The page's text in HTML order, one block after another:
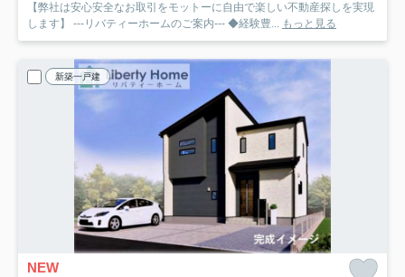
【弊社は安心安全なお取引をモットーに自由で楽しい不動産探しを実現
します】 ---リバティーホームのご案内--- ◆経験豊... もっと見る
新築一戸建
NEW